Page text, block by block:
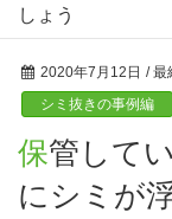
しょう
2020年7月12日 / 最
シミ抜きの事例編
保管しているお洋服を確認した時
にシミが